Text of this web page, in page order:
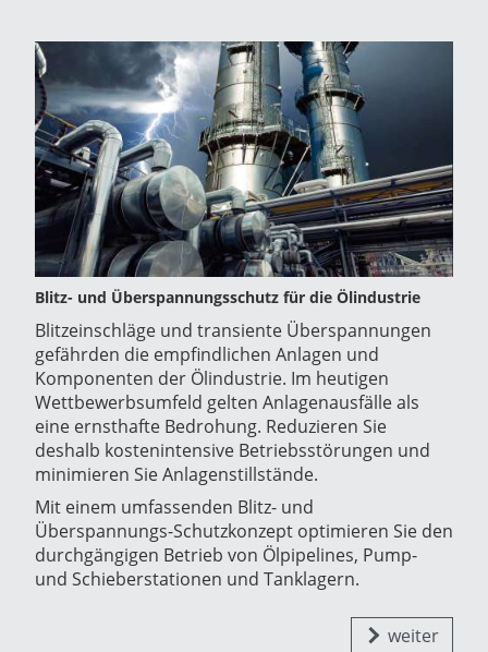
Blitz- und Überspannungsschutz für die Ölindustrie
Blitzeinschläge und transiente Überspannungen
gefährden die empfindlichen Anlagen und
Komponenten der Ölindustrie. Im heutigen
Wettbewerbsumfeld gelten Anlagenausfälle als
eine ernsthafte Bedrohung. Reduzieren Sie
deshalb kostenintensive Betriebsstörungen und
minimieren Sie Anlagenstillstände.
Mit einem umfassenden Blitz- und
Überspannungs-Schutzkonzept optimieren Sie den
durchgängigen Betrieb von Ölpipelines, Pump-
und Schieberstationen und Tanklagern.
weiter